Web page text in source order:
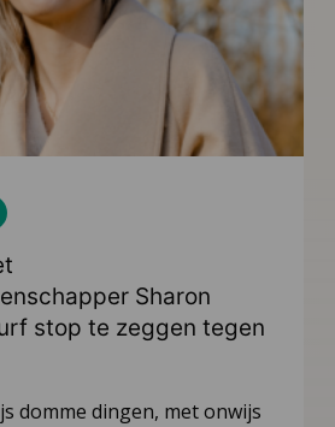
Sharon
stop te zeggen tegen
domme dingen, met onwijs